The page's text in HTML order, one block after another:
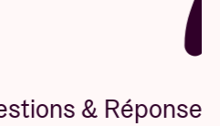
& Réponses